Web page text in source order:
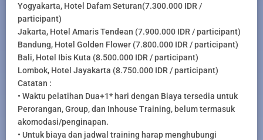
Yogyakarta, Hotel Dafam Seturan(7.300.000 IDR /
participant)
Jakarta, Hotel Amaris Tendean (7.900.000 IDR / participant)
Bandung, Hotel Golden Flower (7.800.000 IDR / participant)
Bali, Hotel Ibis Kuta (8.500.000 IDR / participant)
Lombok, Hotel Jayakarta (8.750.000 IDR / participant)
Catatan :
• Waktu pelatihan Dua+1* hari dengan Biaya tersedia untuk
Perorangan, Group, dan Inhouse Training, belum termasuk
akomodasi/penginapan.
• Untuk biaya dan jadwal training harap menghubungi